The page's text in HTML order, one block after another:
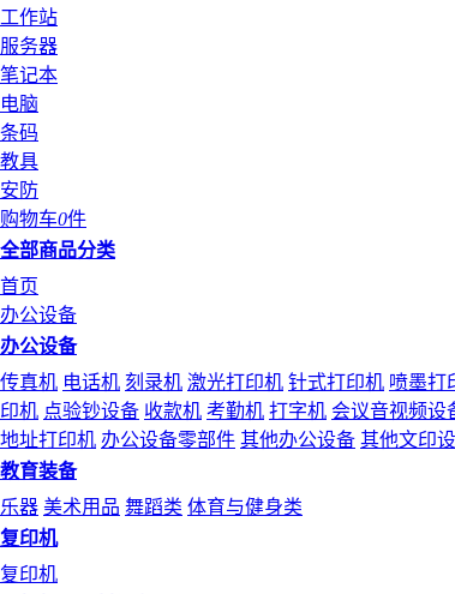
工作站
服务器
笔记本
电脑
条码
教具
安防
购物车0件
全部商品分类
首页
办公设备
办公设备
传真机 电话机 刻录机 激光打印机 针式打印机 喷墨打
印机 点验钞设备 收款机 考勤机 打字机 会议音视频设
地址打印机 办公设备零部件 其他办公设备 其他文印
教育装备
乐器 美术用品 舞蹈类 体育与健身类
复印机
复印机